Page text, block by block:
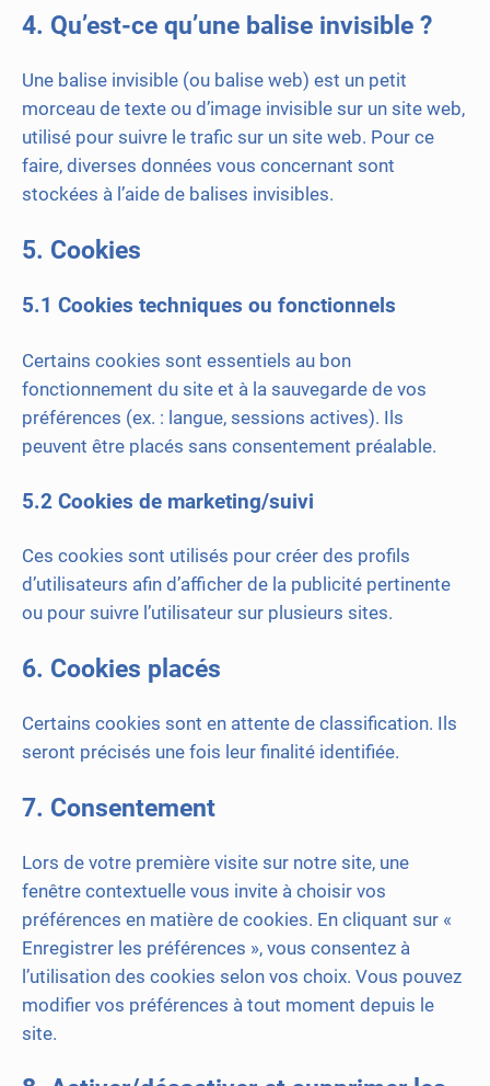
4. Qu’est-ce qu’une balise invisible ?
Une balise invisible (ou balise web) est un petit
morceau de texte ou d’image invisible sur un site web,
utilisé pour suivre le trafic sur un site web. Pour ce
faire, diverses données vous concernant sont
stockées à l’aide de balises invisibles.
5. Cookies
5.1 Cookies techniques ou fonctionnels
Certains cookies sont essentiels au bon
fonctionnement du site et à la sauvegarde de vos
préférences (ex. : langue, sessions actives). Ils
peuvent être placés sans consentement préalable.
5.2 Cookies de marketing/suivi
Ces cookies sont utilisés pour créer des profils
d’utilisateurs afin d’afficher de la publicité pertinente
ou pour suivre l’utilisateur sur plusieurs sites.
6. Cookies placés
Certains cookies sont en attente de classification. Ils
seront précisés une fois leur finalité identifiée.
7. Consentement
Lors de votre première visite sur notre site, une
fenêtre contextuelle vous invite à choisir vos
préférences en matière de cookies. En cliquant sur «
Enregistrer les préférences », vous consentez à
l’utilisation des cookies selon vos choix. Vous pouvez
modifier vos préférences à tout moment depuis le
site.